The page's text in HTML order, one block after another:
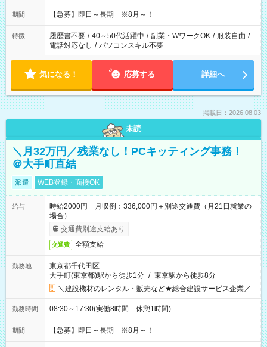
期間 【急募】即日～長期 ※8月～！
特徴 履歴書不要 / 40～50代活躍中 / 副業・WワークOK / 服装自由 /
電話対応なし / パソコンスキル不要
気になる！ 応募する 詳細へ
掲載日：2026.08.03
未読
＼月32万円／残業なし！PCキッティング事務！
＠大手町直結
派遣 WEB登録・面接OK
給与
時給2000円 月収例：336,000円＋別途交通費（月21日就業の
場合）
交通費別途支給あり
交通費 全額支給
勤務地
東京都千代田区
大手町(東京都)駅から徒歩1分 / 東京駅から徒歩8分
＼建設機材のレンタル・販売など★総合建設サービス企業／
勤務時間 08:30～17:30(実働8時間 休憩1時間)
期間 【急募】即日～長期 ※8月～！